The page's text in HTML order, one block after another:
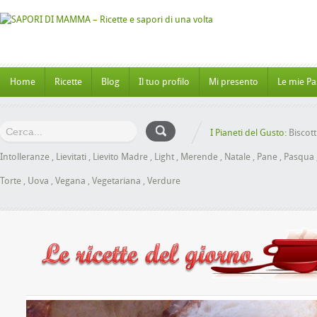
Home Ricette Blog Il tuo profilo Mi presento Le mie
I Pianeti del Gusto:
Intolleranze , Lievitati , Lievito Madre , Light , Merende , Natale , Pane , Pasqua
Torte , Uova , Vegana , Vegetariana , Verdure
al Miele senza